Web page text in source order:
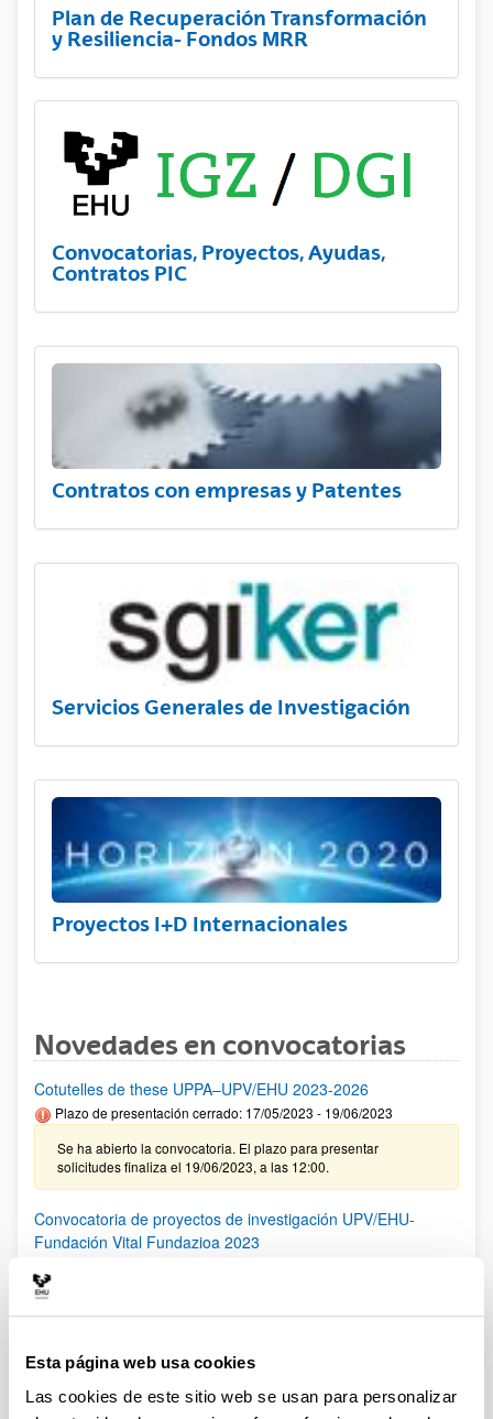
Esta página web usa cookies
Las cookies de este sitio web se usan para personalizar
Plan de Recuperación Transformación
y Resiliencia- Fondos MRR
Convocatorias, Proyectos, Ayudas,
Contratos PIC
Contratos con empresas y Patentes
Servicios Generales de Investigación
Proyectos I+D Internacionales
Novedades en convocatorias
Cotutelles de these UPPA–UPV/EHU 2023-2026
Plazo de presentación cerrado: 17/05/2023 - 19/06/2023
Se ha abierto la convocatoria. El plazo para presentar
solicitudes finaliza el 19/06/2023, a las 12:00.
Convocatoria de proyectos de investigación UPV/EHU-
Fundación Vital Fundazioa 2023
solitudes concedidas y denegadas.
PROGRAMA H2 PIONEROS
Plazo de presentación cerrado: 01/06/2023 - 23/07/2023